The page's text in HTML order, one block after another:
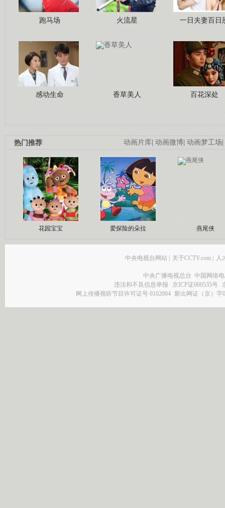
跑马场 火流星 一日夫妻百日
感动生命 香草美人 百花深处
动画片库| 动画微博| 动画梦工场|
热门推荐
花园宝宝 爱探险的朵拉 燕尾侠
中央电视台网站 | 关于CCTV.com | 人
中央广播电视总台 中国网络
违法和不良信息举报
京ICP证060535号
网上传播视听节目许可证号 0102004 新出网证（京）